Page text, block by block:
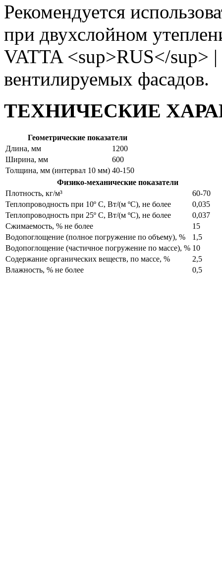
Рекомендуется
при двухслойном
VATTA <sup>RUS</sup>
вентилируемых фасадов.
ТЕХНИЧЕСКИЕ
Геометрические показатели
Длина, мм
1200
Ширина, мм
600
Толщина, мм (интервал 10 мм) 40-150
Физико-механические показатели
Плотность, кг/м³
60-70
Теплопроводность при 10º С, Вт/(м ºС), не более
0,035
Теплопроводность при 25º С, Вт/(м ºС), не более
0,037
Сжимаемость, % не более
15
Водопоглощение (полное погружение по объему), %
1,5
Водопоглощение (частичное погружение по массе), % 10
Содержание органических веществ, по массе, %
2,5
Влажность, % не более
0,5